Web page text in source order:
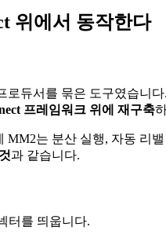
위에서 동작한다
로듀서를 묶은 도구였습
프레임워크 위에 재구축
MM2는 분산 실행, 자동 리
과 같습니다.
터를 띄웁니다.